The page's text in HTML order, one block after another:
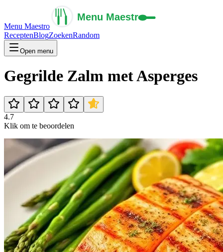
Menu Maestro
ReceptenBlogZoekenRandom
Open menu
Gegrilde Zalm met Asperges
4.7
Klik om te beoordelen